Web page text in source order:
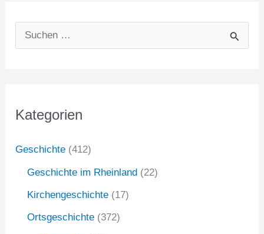
e
Kategorien
Geschichte (412)
Geschichte im Rheinland (22)
Kirchengeschichte (17)
Ortsgeschichte (372)